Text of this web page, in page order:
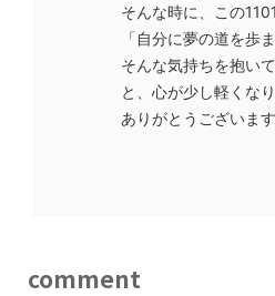
そんな時に、この
「自分に夢の道を歩
そんな気持ちを抱い
と、心が少し軽くなり
ありがとうございます
comment